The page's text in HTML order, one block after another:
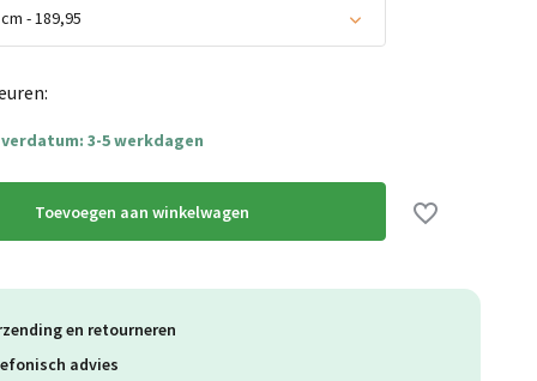
- 189,95
3-5 werkdagen
Toevoegen aan winkelwagen
en retourneren
advies